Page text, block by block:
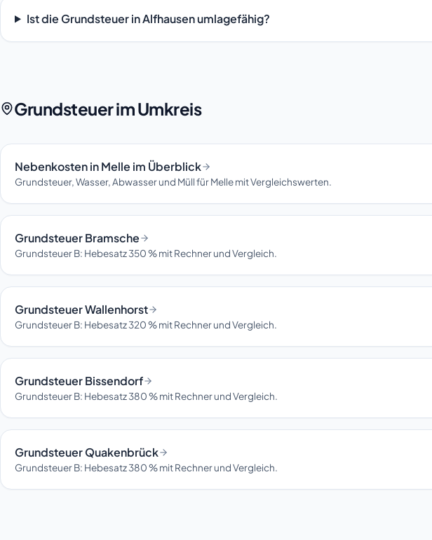
Ist die Grundsteuer in Alfhausen umlagefähig?
Grundsteuer im Umkreis
Nebenkosten in Melle im Überblick
Grundsteuer, Wasser, Abwasser und Müll für Melle mit Vergleichswerten.
Grundsteuer Bramsche
Grundsteuer B: Hebesatz 350 % mit Rechner und Vergleich.
Grundsteuer Wallenhorst
Grundsteuer B: Hebesatz 320 % mit Rechner und Vergleich.
Grundsteuer Bissendorf
Grundsteuer B: Hebesatz 380 % mit Rechner und Vergleich.
Grundsteuer Quakenbrück
Grundsteuer B: Hebesatz 380 % mit Rechner und Vergleich.